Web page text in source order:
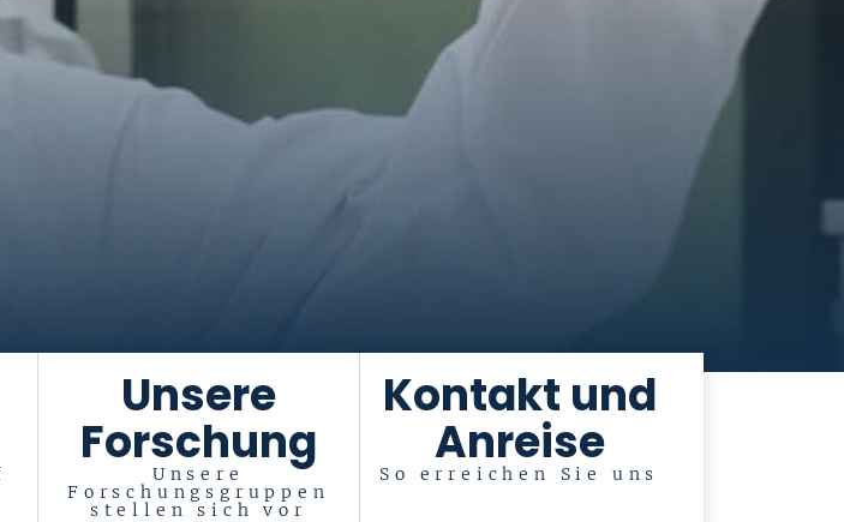
Unsere
Forschung
Unsere
Forschungsgruppen
stellen sich vor
Kontakt und
Anreise
So erreichen Sie uns